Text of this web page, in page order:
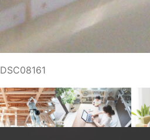
DSC08161